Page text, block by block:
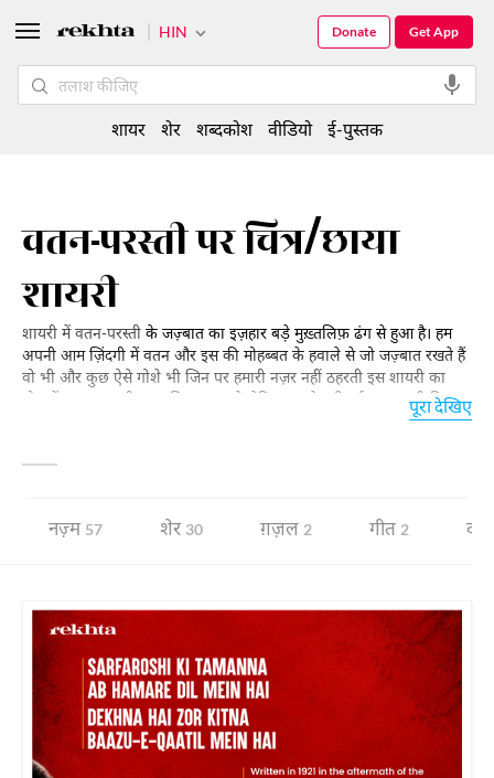
वतन-परस्ती पर चित्र/छाया
शायरी
शायरी में वतन-परस्ती के जज़्बात का इज़हार बड़े मुख़्तलिफ़ ढंग से हुआ है। हम
अपनी आम ज़िंदगी में वतन और इस की मोहब्बत के हवाले से जो जज़्बात रखते हैं
वो भी और कुछ ऐसे गोशे भी जिन पर हमारी नज़र नहीं ठहरती इस शायरी का
मौज़ू हैं। वतन-परस्ती मुस्तहसिन जज़्बा है लेकिन हद से बढ़ी हुई वत-परस्ती किस
क़िस्म के नताएज पैदा करती है और आलमी इन्सानी बिरादरी के सियाक़ में उस के
मिलेगी। ये अशआर पढ़िए और इस जज़बे की रंगारंग दुनिया की सैर कीजिए।
पूरा देखिए
नज़्म 57 शेर 30 ग़ज़ल 2 गीत 2 दोहा
HIN Get App
Donate
शायर शेर शब्दकोश वीडियो ई-पुस्तक